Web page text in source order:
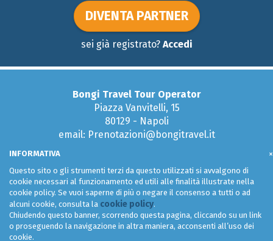
DIVENTA PARTNER
sei già registrato? Accedi
Bongi Travel Tour Operator
Piazza Vanvitelli, 15
80129 - Napoli
email: Prenotazioni@bongitravel.it
Condizioni generali di uso e vendita
Privacy Policy
Web Agency Skill Lab s.r.l. Napoli
×
INFORMATIVA
Questo sito o gli strumenti terzi da questo utilizzati si avvalgono di
cookie necessari al funzionamento ed utili alle finalità illustrate nella
cookie policy. Se vuoi saperne di più o negare il consenso a tutti o ad
alcuni cookie, consulta la cookie policy.
Chiudendo questo banner, scorrendo questa pagina, cliccando su un link
o proseguendo la navigazione in altra maniera, acconsenti all’uso dei
cookie.